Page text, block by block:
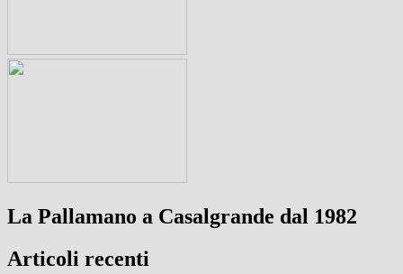
La Pallamano a Casalgrande dal 1982
Articoli recenti